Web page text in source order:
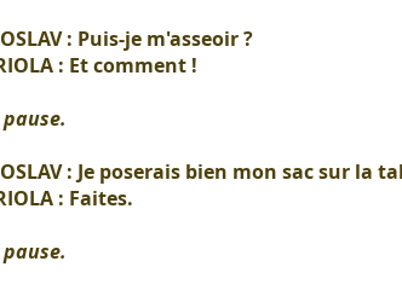
: Puis-je m'asseoir ?
: Et comment !
pause.
: Je poserais bien mon sac sur la
: Faites.
pause.